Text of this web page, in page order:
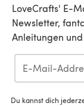
LoveCrafts' E-
Newsletter,
Anleitungen
Du kannst dich